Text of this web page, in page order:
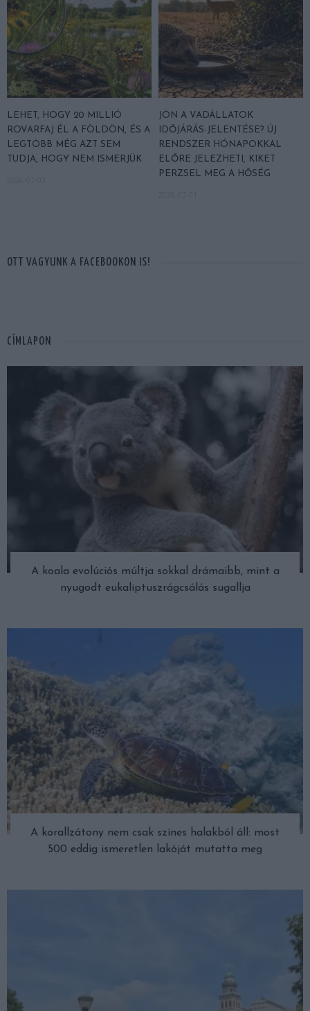
LEHET, HOGY 20 MILLIÓ
ROVARFAJ ÉL A FÖLDÖN, ÉS A
LEGTÖBB MÉG AZT SEM
TUDJA, HOGY NEM ISMERJÜK
JÖN A VADÁLLATOK
IDŐJÁRÁS-JELENTÉSE? ÚJ
RENDSZER HÓNAPOKKAL
ELŐRE JELEZHETI, KIKET
PERZSEL MEG A HŐSÉG
OTT VAGYUNK A FACEBOOKON IS!
CÍMLAPON
A koala evolúciós múltja sokkal drámaibb, mint a
nyugodt eukaliptuszrágcsálás sugallja
A korallzátony nem csak színes halakból áll: most
500 eddig ismeretlen lakóját mutatta meg